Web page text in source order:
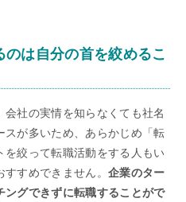
は自分の首を絞めるこ
社の実情を知らなくても社名
が多いため、あらかじめ「転
絞って転職活動をする人もい
すすめできません。企業のター
グできずに転職することがで